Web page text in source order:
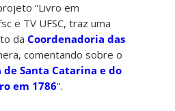
“Livro em
e TV UFSC, traz uma
daCoordenadoria das
comentando sobre o
de Santa Catarina e do
em 1786“.